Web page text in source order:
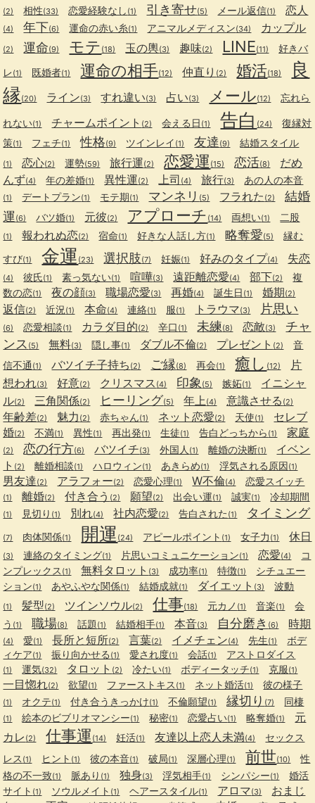
(2) 相性(33) 恋愛経験なし (1) 引き寄せ(5) メール返信(1) 恋人
(4) 年下(6) 運命の赤い糸(1) アニマルメディスン(34) カップル
(2) 運命(9) モテ (18) 玉の輿(3) 趣味(2) LINE(11)
好きバ
レ(1) 既婚者(1) 運命の相手(12) 仲直り (2) 婚活(18)
良
縁(20) ライン(3) すれ違い(3) 占い(3) メール(12) 忘れら
れない(1) チャームポイント (2) 会える日 (1) 告白 (24)
復縁対
策(1) フェチ(1) 性格(9) ツインレイ (1) 友達 (9) 結婚スタイル
(1) 恋心(2) 運勢(59) 旅行運(2) 恋愛運 (15) 恋活(8)
だめ
んず(4) 年の差婚(1) 異性運(2) 上司 (4) 旅行(3) あの人の本音
(1) デートプラン(1) モテ期(1) マンネリ (5) フラれた (2)
結婚
運(6) バツ婚(1) 元彼(2) アプローチ (14) 両想い(1) 二股
(1) 報われぬ恋(2) 宿命(1) 好きな人話し方(1) 略奪愛(5)
縁む
すび(1) 金運 (23) 選択肢(7) 妊娠(1) 好みのタイプ(4) 失恋
(4) 彼氏(1) 素っ気ない(1) 喧嘩(3) 遠距離恋愛(4) 部下(2)
複
数の恋(1) 夜の顔(3) 職場恋愛(3) 再婚(4) 誕生日 (1) 婚期(2)
返信(2) 近況 (1) 本命(4) 連絡(1) 服(1) トラウマ(3) 片思い
(6) 恋愛相談(1) カラダ目的(2) 辛口 (1) 未練(8) 恋敵(3)
チャ
ンス (5) 無料(3) 隠し事(1) ダブル不倫(2) プレゼント (2)
音
信不通 (1) バツイチ子持ち (2) ご縁(8) 再会(1) 癒し (12)
片
想われ(3) 好意(2) クリスマス (4) 印象 (5) 嫉妬(1)
イニシャ
ル(2) 三角関係(2) ヒーリング(5) 年上 (4) 意識させる (2)
年齢差(2) 魅力 (2) 赤ちゃん(1) ネット恋愛(2) 天使(1)
セレブ
婚(2) 不満(1) 異性(1) 再出発(1) 生徒(1) 告白どっちから (1) 家庭
(2) 恋の行方(6) バツイチ(3) 外国人 (1) 離婚の決断(1)
イベン
ト (2) 離婚相談(1) ハロウィン(1) あきらめ(1) 浮気される原因(1)
男友達(2) アラフォー(2) 恋愛心理(1) W不倫(4) 恋愛スイッチ
(1) 離婚(2) 付き合う (2) 願望(2) 出会い運(1) 誠実(1) 冷却期間
(1) 見切り (1) 別れ(4) 社内恋愛(2) 告白された (1) タイミング
(7) 肉体関係(1) 開運 (24) アピールポイント (1) 女子力 (1) 休日
(3) 連絡のタイミング(1) 片思いコミュニケーション(1) 恋愛(4)
コ
ンプレックス (1) 無料タロット (3) 成功率(1) 特徴(1)
シチュエー
ション(1) あやふやな関係(1) 結婚成就(1) ダイエット (3) 波動
(1) 髪型(2) ツインソウル(2) 仕事(18) 元カノ (1) 音楽(1)
会
う (1) 職場(8) 話題(1) 結婚相手(1) 本音(3) 自分磨き (6) 時期
(4) 愛(1) 長所と短所(2) 言葉(2) イメチェン(4) 先生(1)
ボデ
ィケア(1) 振り向かせる (1) 愛され度(1) 会話(1) アストロダイス
(1) 運気(32) タロット (2) 冷たい(1) ボディータッチ(1) 克服(1)
一目惚れ(2) 欲望(1) ファーストキス (1) ネット婚活(1) 彼の様子
(1) オクテ(1) 付き合うきっかけ(1) 不倫願望(1) 縁切り (7) 同棲
(1) 絵本のビブリオマンシー(1) 秘密(1) 恋愛占い(1) 略奪婚(1)
元
カレ (2) 仕事運 (14) 妊活(1) 友達以上恋人未満(4)
セックス
レス (1) ヒント (1) 彼の本音(1) 破局(1) 深層心理(1) 前世(10)
性
格の不一致(1) 脈あり (1) 独身(3) 浮気相手(1) シンパシー(1)
婚活
サイト (1) ソウルメイト (1) ヘアースタイル(1) アロマ(3)
おまじ